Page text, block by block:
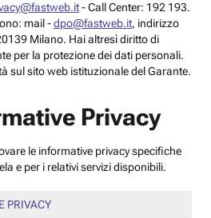
- Call Center: 192 193.
mail -dpo@fastweb.it, indirizzo
Milano. Hai altresì diritto di
per la protezione dei dati personali.
sul sito web istituzionale del Garante.
Privacy
le informative privacy specifiche
e per i relativi servizi disponibili.
PRIVACY